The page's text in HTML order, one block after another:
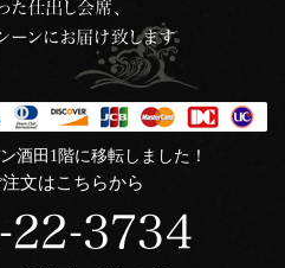
酒田1階に移転しました！
文はこちらから